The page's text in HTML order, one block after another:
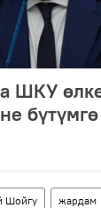
ШКУ
Шойгу жардам